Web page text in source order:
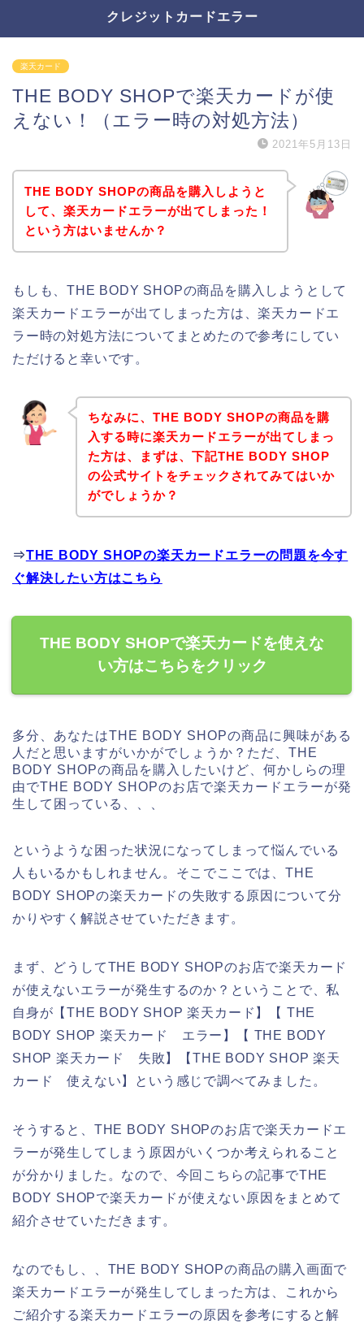
クレジットカードエラー
楽天カード
THE BODY SHOPで楽天カードが使
えない！（エラー時の対処方法）
2021年5月13日
THE BODY SHOPの商品を購入しようと
して、楽天カードエラーが出てしまった！
という方はいませんか？
もしも、THE BODY SHOPの商品を購入しようとして
楽天カードエラーが出てしまった方は、楽天カードエ
ラー時の対処方法についてまとめたので参考にしてい
ただけると幸いです。
ちなみに、THE BODY SHOPの商品を購
入する時に楽天カードエラーが出てしまっ
た方は、まずは、下記THE BODY SHOP
の公式サイトをチェックされてみてはいか
がでしょうか？
⇒THE BODY SHOPの楽天カードエラーの問題を今す
ぐ解決したい方はこちら
THE BODY SHOPで楽天カードを使えな
い方はこちらをクリック
多分、あなたはTHE BODY SHOPの商品に興味がある
人だと思いますがいかがでしょうか？ただ、THE
BODY SHOPの商品を購入したいけど、何かしらの理
由でTHE BODY SHOPのお店で楽天カードエラーが発
生して困っている、、、
というような困った状況になってしまって悩んでいる
人もいるかもしれません。そこでここでは、THE
BODY SHOPの楽天カードの失敗する原因について分
かりやすく解説させていただきます。
まず、どうしてTHE BODY SHOPのお店で楽天カード
が使えないエラーが発生するのか？ということで、私
自身が【THE BODY SHOP 楽天カード】【 THE
BODY SHOP 楽天カード エラー】【 THE BODY
SHOP 楽天カード 失敗】【THE BODY SHOP 楽天
カード 使えない】という感じで調べてみました。
そうすると、THE BODY SHOPのお店で楽天カードエ
ラーが発生してしまう原因がいくつか考えられること
が分かりました。なので、今回こちらの記事でTHE
BODY SHOPで楽天カードが使えない原因をまとめて
紹介させていただきます。
なのでもし、、THE BODY SHOPの商品の購入画面で
楽天カードエラーが発生してしまった方は、これから
ご紹介する楽天カードエラーの原因を参考にすると解